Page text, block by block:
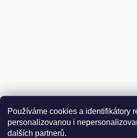
Používáme cookies a identifikátory
personalizovanou i
dalších partnerů.
Copyright 2026DER
Upravit nastavení cookies